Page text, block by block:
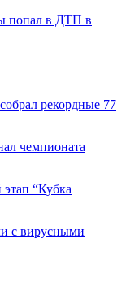
попал в ДТП в
рекордные 77
чемпионата
“Кубка
с вирусными